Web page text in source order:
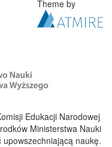
Theme by
Edukacji Narodowej
Ministerstwa Nauki
upowszechniającą naukę.